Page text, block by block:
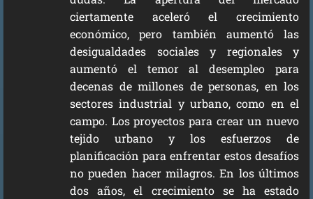
ciertamente aceleró el crecimiento
económico, pero también aumentó las
desigualdades sociales y regionales y
aumentó el temor al desempleo para
decenas de millones de personas, en los
sectores industrial y urbano, como en el
campo. Los proyectos para crear un nuevo
tejido urbano y los esfuerzos de
planificación para enfrentar estos desafíos
no pueden hacer milagros. En los últimos
dos años, el crecimiento se ha estado